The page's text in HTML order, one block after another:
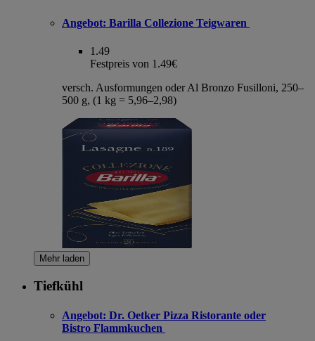
Angebot: Barilla Collezione Teigwaren
1.49
Festpreis von 1.49€
versch. Ausformungen oder Al Bronzo Fusilloni, 250–
500 g, (1 kg = 5,96–2,98)
Mehr laden
Tiefkühl
Angebot: Dr. Oetker Pizza Ristorante oder
Bistro Flammkuchen